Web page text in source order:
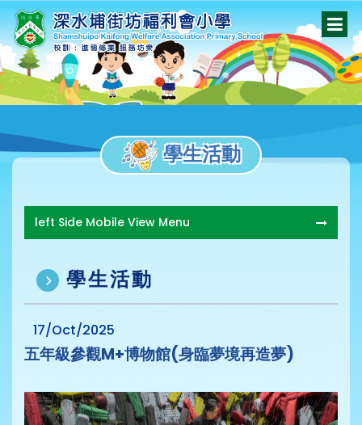
學生活動
left Side Mobile View Menu
學生活動
17/Oct/2025
五年級參觀M+博物館(身臨夢境再造夢)